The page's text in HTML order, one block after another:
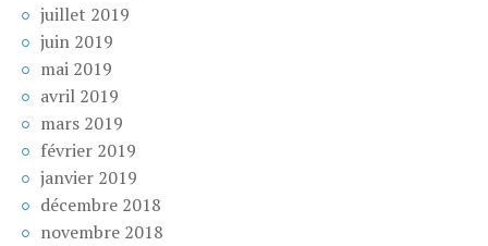
juillet 2019
juin 2019
mai 2019
avril 2019
mars 2019
février 2019
janvier 2019
décembre 2018
novembre 2018